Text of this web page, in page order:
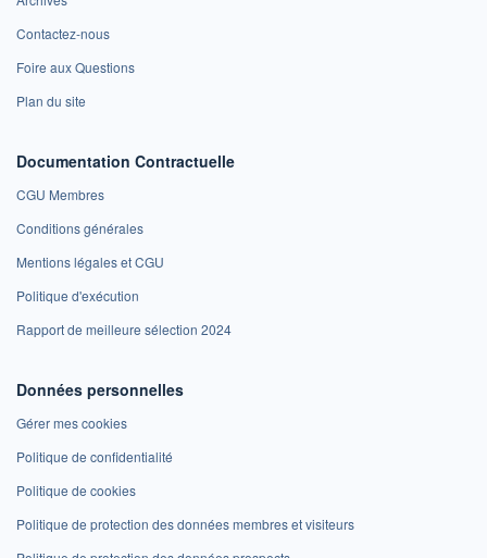
Contactez-nous
Foire aux Questions
Plan du site
Documentation Contractuelle
CGU Membres
Conditions générales
Mentions légales et CGU
Politique d'exécution
Rapport de meilleure sélection 2024
Données personnelles
Gérer mes cookies
Politique de confidentialité
Politique de cookies
Politique de protection des données membres et visiteurs